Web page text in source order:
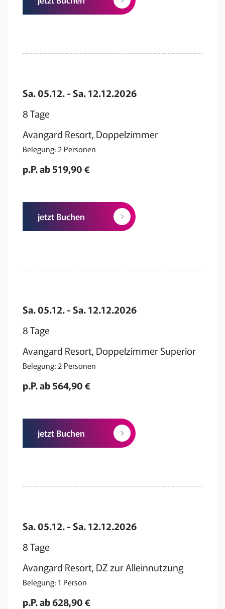
Sa. 05.12. - Sa. 12.12.2026
8 Tage
Avangard Resort, Doppelzimmer
Belegung: 2 Personen
p.P. ab 519,90 €
jetzt Buchen
Sa. 05.12. - Sa. 12.12.2026
8 Tage
Avangard Resort, Doppelzimmer Superior
Belegung: 2 Personen
p.P. ab 564,90 €
jetzt Buchen
Sa. 05.12. - Sa. 12.12.2026
8 Tage
Avangard Resort, DZ zur Alleinnutzung
Belegung: 1 Person
p.P. ab 628,90 €